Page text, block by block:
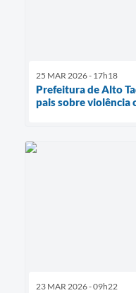
25 MAR 2026 - 17h18
Prefeitura de Alto
pais sobre violência
23 MAR 2026 - 09h22